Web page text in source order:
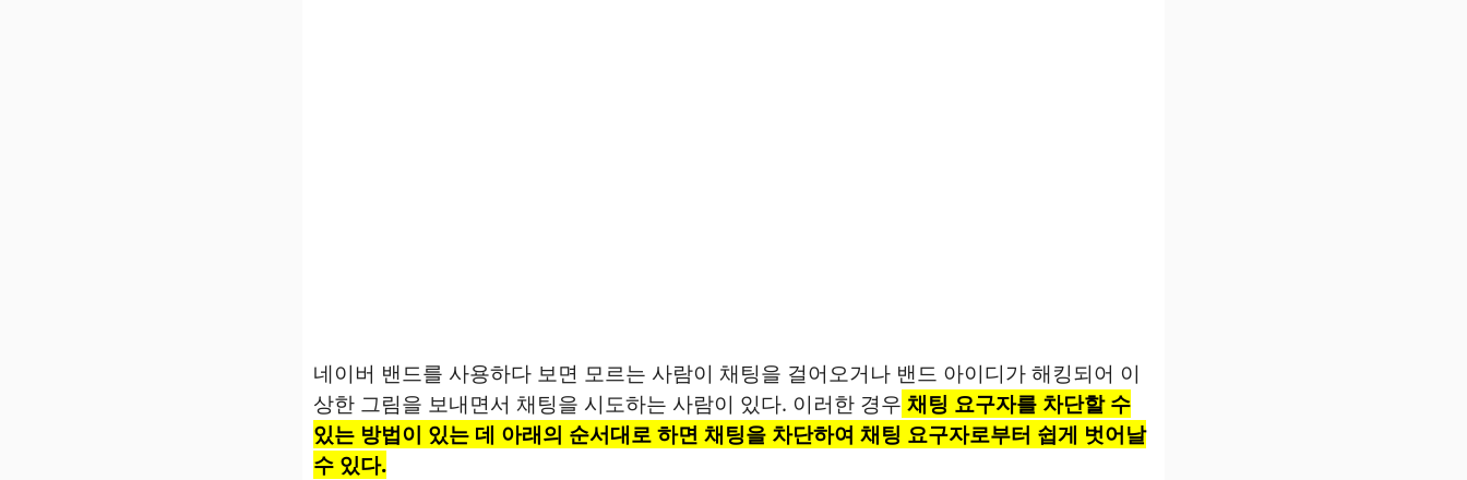
네이버 밴드를 사용하다 보면 모르는 사람이 채팅을 걸어오거나 밴드 아이디가 해킹되어 이
상한 그림을 보내면서 채팅을 시도하는 사람이 있다. 이러한 경우 채팅 요구자를 차단할 수
있는 방법이 있는 데 아래의 순서대로 하면 채팅을 차단하여 채팅 요구자로부터 쉽게 벗어날
수 있다.